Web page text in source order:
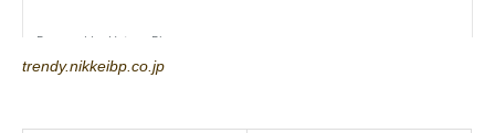
trendy.nikkeibp.co.jp